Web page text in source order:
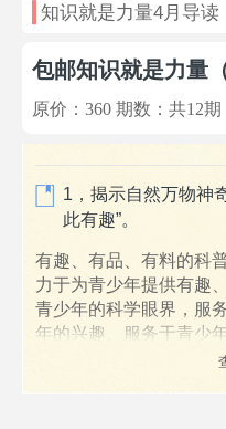
知识就是力量4月导读
原价： 360期数：共12期
1，揭示自然万物神
此有趣”。
有趣、有品、有料的科
力于为青少年提供有趣
青少年的科学眼界，服
年的兴趣、服务于青少